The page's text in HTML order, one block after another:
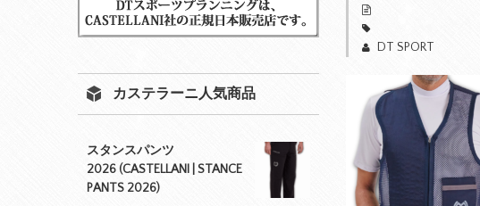
DT SPORT
カステラーニ人気商品
スタンスパンツ
2026 (CASTELLANI | STANCE
PANTS 2026)